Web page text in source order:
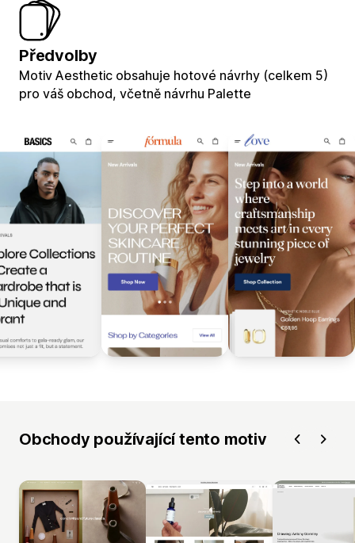
Předvolby
Motiv Aesthetic obsahuje hotové návrhy (celkem 5)
pro váš obchod, včetně návrhu Palette
Obchody používající tento motiv